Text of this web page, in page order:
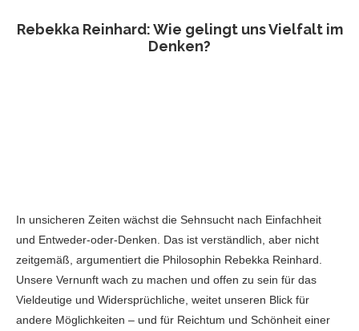
Rebekka Reinhard: Wie gelingt uns Vielfalt im
Denken?
In unsicheren Zeiten wächst die Sehnsucht nach Einfachheit
und Entweder-oder-Denken. Das ist verständlich, aber nicht
zeitgemäß, argumentiert die Philosophin Rebekka Reinhard.
Unsere Vernunft wach zu machen und offen zu sein für das
Vieldeutige und Widersprüchliche, weitet unseren Blick für
andere Möglichkeiten – und für Reichtum und Schönheit einer